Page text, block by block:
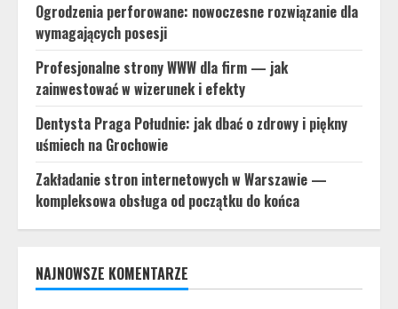
Ogrodzenia perforowane: nowoczesne rozwiązanie dla
wymagających posesji
Profesjonalne strony WWW dla firm — jak
zainwestować w wizerunek i efekty
Dentysta Praga Południe: jak dbać o zdrowy i piękny
uśmiech na Grochowie
Zakładanie stron internetowych w Warszawie —
kompleksowa obsługa od początku do końca
NAJNOWSZE KOMENTARZE